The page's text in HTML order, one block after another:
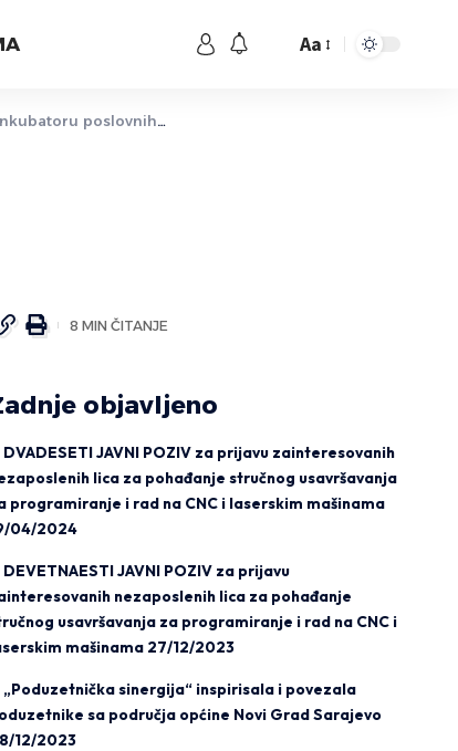
Aa
poslovnih ideja
8 MIN ČITANJE
objavljeno
DVADESETI JAVNI POZIV za prijavu zainteresovanih
lica za pohađanje stručnog usavršavanja
programiranje i rad na CNC i laserskim mašinama
04/2024
DEVETNAESTI JAVNI POZIV za prijavu
nezaposlenih lica za pohađanje
usavršavanja za programiranje i rad na CNC i
mašinama 27/12/2023
„Poduzetnička sinergija“ inspirisala i povezala
sa područja općine Novi Grad Sarajevo
12/2023